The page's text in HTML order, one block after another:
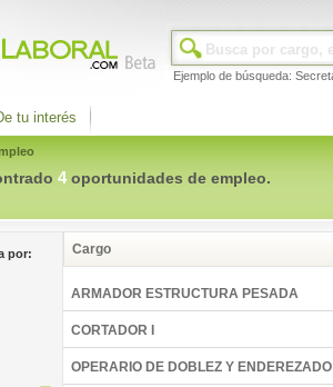
Ejemplo de búsqueda:
tu interés
4oportunidades de empleo.
por: Cargo
ARMADOR ESTRUCTURA PESADA
CORTADOR I
OPERARIO DE DOBLEZ Y ENDEREZADO